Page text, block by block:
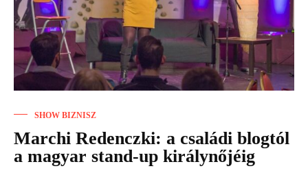
SHOW BIZNISZ
Marchi Redenczki: a családi blogtól
a magyar stand-up királynőjéig